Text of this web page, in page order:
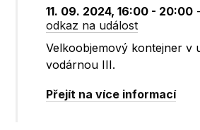
11. 09. 2024, 16:00 - 20:00 -
odkaz na událost
Velkoobjemový kontejner v
vodárnou III.
Přejít na více informací